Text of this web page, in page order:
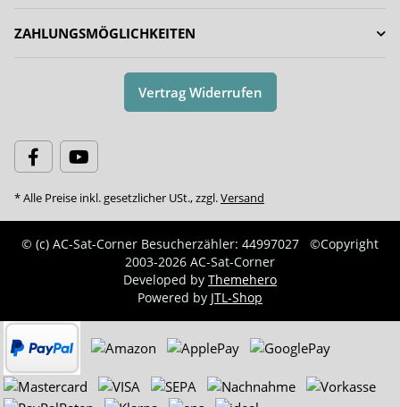
ZAHLUNGSMÖGLICHKEITEN
Vertrag Widerrufen
* Alle Preise inkl. gesetzlicher USt., zzgl.Versand
© (c) AC-Sat-Corner Besucherzähler: 44997027
©Copyright
2003-2026 AC-Sat-Corner
Developed by Themehero
Powered by JTL-Shop